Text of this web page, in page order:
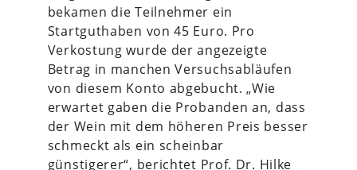
bekamen die Teilnehmer ein
Startguthaben von 45 Euro. Pro
Verkostung wurde der angezeigte
Betrag in manchen Versuchsabläufen
von diesem Konto abgebucht. „Wie
erwartet gaben die Probanden an, dass
der Wein mit dem höheren Preis besser
schmeckt als ein scheinbar
günstigerer“, berichtet Prof. Dr. Hilke